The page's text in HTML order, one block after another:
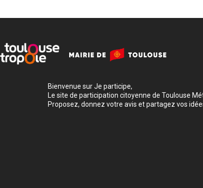
Bienvenue sur Je participe,
Le site de participation citoyenne de Toulouse
Proposez, donnez votre avis et partagez vos